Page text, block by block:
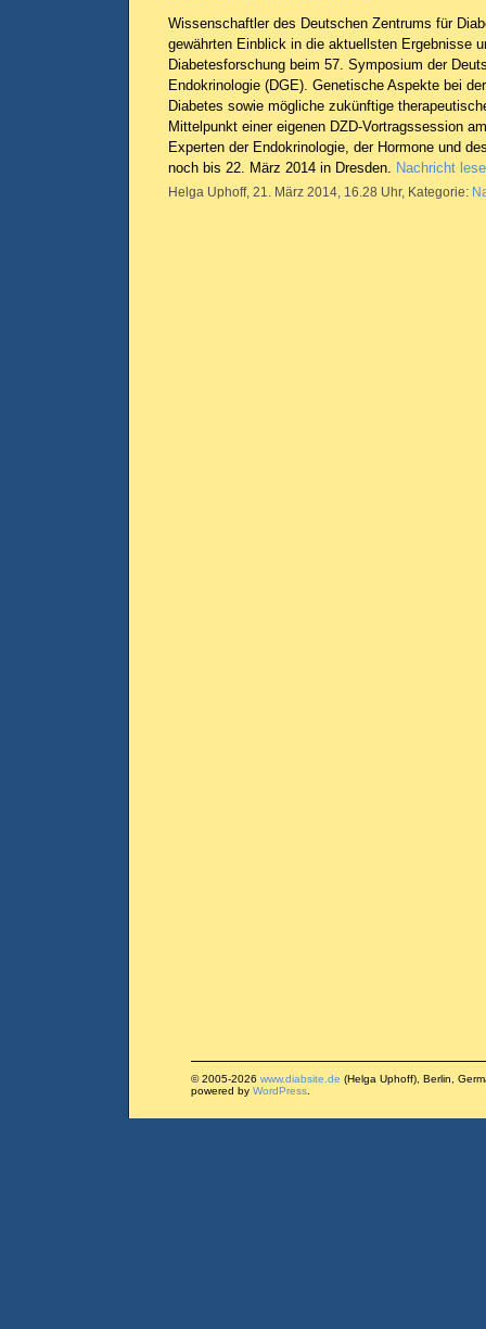
Wissenschaftler des Deutschen Zentrums für
gewährten Einblick in die aktuellsten Ergebnisse
Diabetesforschung beim 57. Symposium der
Endokrinologie (DGE). Genetische Aspekte bei
Diabetes sowie mögliche zukünftige
Mittelpunkt einer eigenen DZD-Vortragssession
Experten der Endokrinologie, der Hormone und
noch bis 22. März 2014 in Dresden. Nachricht
Helga Uphoff, 21. März 2014, 16.28 Uhr, Kategorie:
© 2005-2026 www.diabsite.de (Helga Uphoff), Berlin,
powered by WordPress.